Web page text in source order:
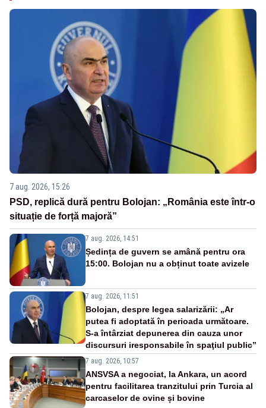
7 aug. 2026, 15:26
PSD, replică dură pentru Bolojan: „România este într-o
situație de forță majoră”
7 aug. 2026, 14:51
Ședința de guvern se amână pentru ora
15:00. Bolojan nu a obținut toate avizele
7 aug. 2026, 11:51
Bolojan, despre legea salarizării: „Ar
putea fi adoptată în perioada următoare.
S-a întârziat depunerea din cauza unor
discursuri iresponsabile în spaţiul public”
7 aug. 2026, 10:57
ANSVSA a negociat, la Ankara, un acord
pentru facilitarea tranzitului prin Turcia al
carcaselor de ovine și bovine